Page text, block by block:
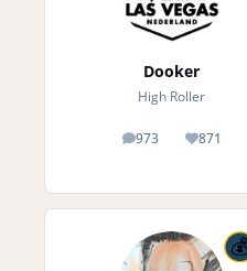
Dooker
High Roller
973
posts 871